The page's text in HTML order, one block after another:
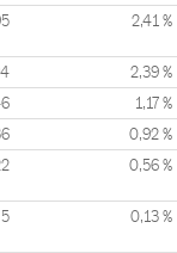
2,41 %
2,39 %
1,17 %
0,92 %
0,56 %
5 0,13 %